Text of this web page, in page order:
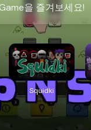
을 즐겨보세요!
Squidki